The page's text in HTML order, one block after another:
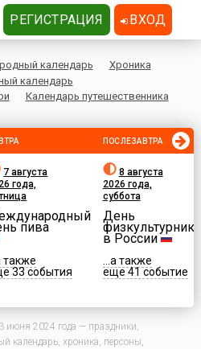
календарь
Хроника
календарь
Календарь путешественника
7 августа
года,
пива
также
33 события
ПОСЛЕЗАВТРА
8 августа
2026 года,
суббота
День
физкультурника
в России
...а также
еще 41 событие
июня 2024 года — праздники,
календарь, хроника, персоны,
РЕГИСТРАЦИЯ ВХОД